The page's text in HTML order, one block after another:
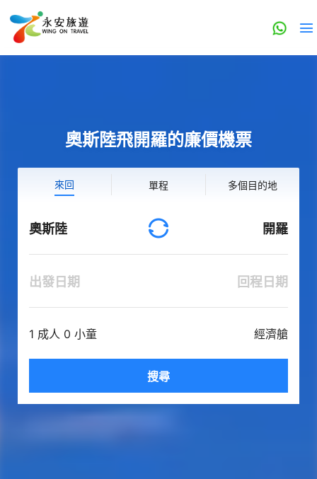
奧斯陸飛開羅的廉價機票
來回 單程 多個目的地
奧斯陸 開羅
出發日期 回程日期
1 成人 0 小童 經濟艙
搜尋